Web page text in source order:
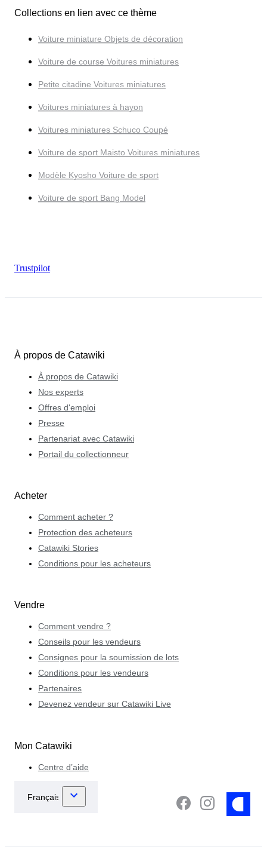
Collections en lien avec ce thème
Voiture miniature Objets de décoration
Voiture de course Voitures miniatures
Petite citadine Voitures miniatures
Voitures miniatures à hayon
Voitures miniatures Schuco Coupé
Voiture de sport Maisto Voitures miniatures
Modèle Kyosho Voiture de sport
Voiture de sport Bang Model
Trustpilot
À propos de Catawiki
À propos de Catawiki
Nos experts
Offres d'emploi
Presse
Partenariat avec Catawiki
Portail du collectionneur
Acheter
Comment acheter ?
Protection des acheteurs
Catawiki Stories
Conditions pour les acheteurs
Vendre
Comment vendre ?
Conseils pour les vendeurs
Consignes pour la soumission de lots
Conditions pour les vendeurs
Partenaires
Devenez vendeur sur Catawiki Live
Mon Catawiki
Centre d’aide